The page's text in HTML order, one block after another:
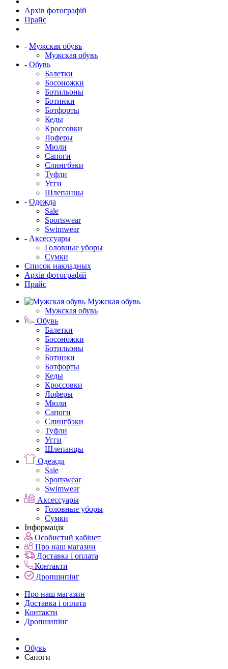
Архів фотографій
Прайс
- Мужская обувь
Мужская обувь
- Обувь
Балетки
Босоножки
Ботильоны
Ботинки
Ботфорты
Кеды
Кроссовки
Лоферы
Мюли
Сапоги
Слингбэки
Туфли
Угги
Шлепанцы
- Одежда
Sale
Sportswear
Swimwear
- Аксессуары
Головные уборы
Сумки
Список накладных
Архів фотографій
Прайс
Мужская обувь
Мужская обувь
Обувь
Балетки
Босоножки
Ботильоны
Ботинки
Ботфорты
Кеды
Кроссовки
Лоферы
Мюли
Сапоги
Слингбэки
Туфли
Угги
Шлепанцы
Одежда
Sale
Sportswear
Swimwear
Аксессуары
Головные уборы
Сумки
Інформація
Особистий кабінет
Про наш магазин
Доставка і оплата
Контакти
Дропшипінг
Про наш магазин
Доставка і оплата
Контакти
Дропшипінг
Обувь
Сапоги